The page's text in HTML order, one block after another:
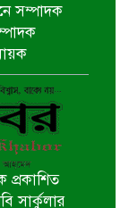
দিবস
দিবস
ও সভা অনুষ্ঠিত
নিহতের ঘটনায়
সম্পাদক
সার্কুলার